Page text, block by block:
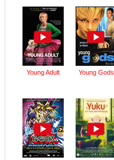
Young Adult Young Gods